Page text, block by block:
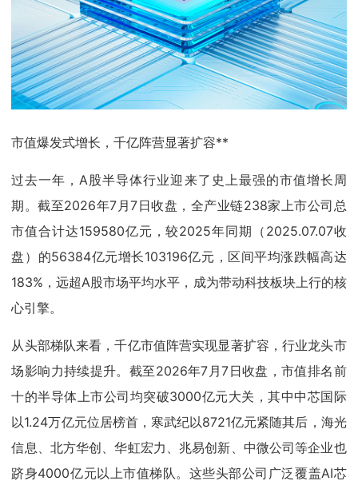
市值爆发式增长，千亿阵营显著扩容**
过去一年，A股半导体行业迎来了史上最强的市值增长周
期。截至2026年7月7日收盘，全产业链238家上市公司总
市值合计达159580亿元，较2025年同期（2025.07.07收
盘）的56384亿元增长103196亿元，区间平均涨跌幅高达
183%，远超A股市场平均水平，成为带动科技板块上行的核
心引擎。
从头部梯队来看，千亿市值阵营实现显著扩容，行业龙头市
场影响力持续提升。截至2026年7月7日收盘，市值排名前
十的半导体上市公司均突破3000亿元大关，其中中芯国际
以1.24万亿元位居榜首，寒武纪以8721亿元紧随其后，海光
信息、北方华创、华虹宏力、兆易创新、中微公司等企业也
跻身4000亿元以上市值梯队。这些头部公司广泛覆盖AI芯